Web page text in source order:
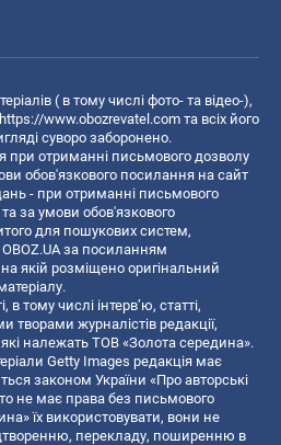
( в тому числі фото- та відео-),
https://www.obozrevatel.com та всіх його
суворо заборонено.
при отриманні письмового дозволу
обов'язкового посилання на сайт
- при отриманні письмового
за умови обов'язкового
для пошукових систем,
OBOZ.UA за посиланням
на якій розміщено оригінальний
в тому числі інтерв’ю, статті,
журналістів редакції,
належать ТОВ «Золота середина».
Getty Images редакція має
законом України «Про авторські
не має права без письмового
їх використовувати, вони не
перекладу, поширенню в